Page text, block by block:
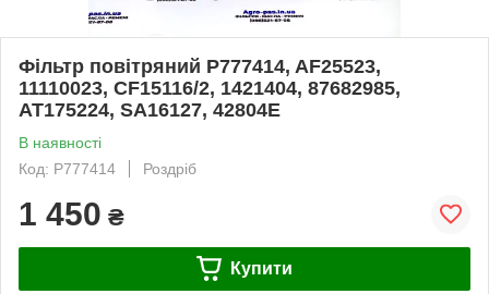
Фільтр повітряний P777414, AF25523,
11110023, CF15116/2, 1421404, 87682985,
AT175224, SA16127, 42804E
В наявності
Код: P777414
Роздріб
1 450 ₴
Купити